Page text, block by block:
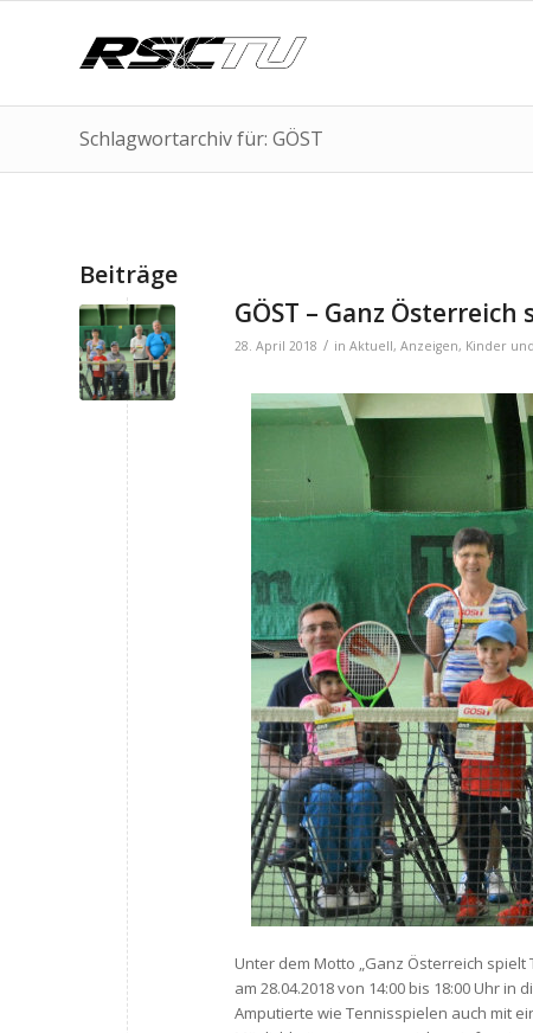
Schlagwortarchiv für: GÖST
Beiträge
GÖST – Ganz
28. April 2018 / in Aktuell, Anzeigen, Kinder
Unter dem Motto „Ganz Österreich
am 28.04.2018 von 14:00 bis 18:00 Uhr
Amputierte wie Tennisspielen auch mit